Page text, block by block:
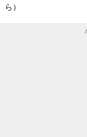
ら）